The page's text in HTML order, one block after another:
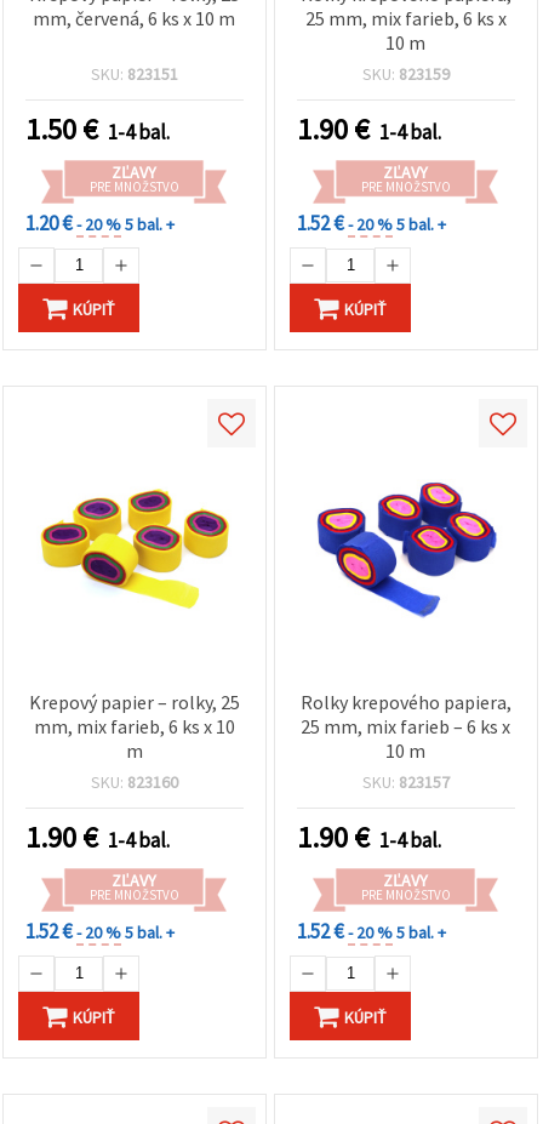
mm, červená, 6 ks x 10 m
SKU: 823151
1.50€ 1-4 bal.
ZĽAVY
PRE MNOŽSTVO
1.20 €- 20 %5 bal. +
KÚPIŤ
25 mm, mix farieb, 6 ks x
10 m
SKU: 823159
1.90€ 1-4 bal.
ZĽAVY
PRE MNOŽSTVO
1.52 €- 20 %5 bal. +
KÚPIŤ
Krepový papier – rolky, 25
mm, mix farieb, 6 ks x 10
m
SKU: 823160
1.90€ 1-4 bal.
ZĽAVY
PRE MNOŽSTVO
1.52 €- 20 %5 bal. +
KÚPIŤ
Rolky krepového papiera,
25 mm, mix farieb – 6 ks x
10 m
SKU: 823157
1.90€ 1-4 bal.
ZĽAVY
PRE MNOŽSTVO
1.52 €- 20 %5 bal. +
KÚPIŤ